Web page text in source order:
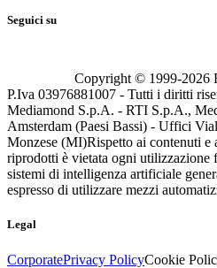
Seguici su
Copyright © 1999-2026
P.Iva 03976881007 - Tutti i diritti
Mediamond S.p.A. - RTI S.p.A.,
Amsterdam (Paesi Bassi) - Uffici
Monzese (MI)Rispetto ai contenuti e
riprodotti è vietata ogni utilizzazione
sistemi di intelligenza artificiale
espresso di utilizzare mezzi
Legal
CorporatePrivacy PolicyCookie